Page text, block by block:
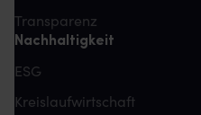
Transparenz
Nachhaltigkeit
ESG
Kreislaufwirtschaft